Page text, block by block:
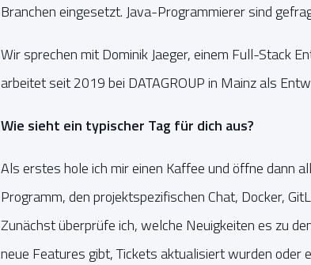
Branchen eingesetzt. Java-Programmierer sind
Wir sprechen mit Dominik Jaeger, einem Full-Stack
arbeitet seit 2019 bei DATAGROUP in Mainz als
Wie sieht ein typischer Tag für dich aus?
Als erstes hole ich mir einen Kaffee und öffne dann
Programm, den projektspezifischen Chat, Docker,
Zunächst überprüfe ich, welche Neuigkeiten es zu
neue Features gibt, Tickets aktualisiert wurden